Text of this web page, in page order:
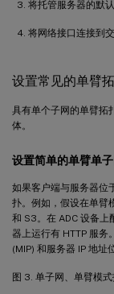
将托管服务器的默
将网络接口连接到
设置常见的单臂
具有单个子网的单臂拓
体。
设置简单的单臂单
如果客户端与服务器位
扑。例如，假设在单臂
和 S3。在 ADC 设备上
器上运行有 HTTP 服务
(MIP) 和服务器 IP 地址
图 3. 单子网、单臂模